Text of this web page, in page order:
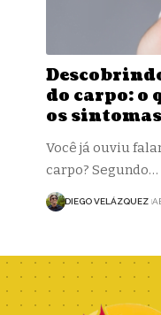
do carpo: o
os sintomas
Você já ouviu
carpo? Segundo…
DIEGO VELÁZQUEZ